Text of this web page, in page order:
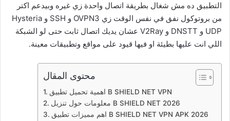
التطبيق ده مش شغال بطريقة اتصال واحدة زي غيره وبيدعم اكتر
من بروتوكول نفق في نفس الوقت زي OVPN3 و SSH و Hysteria
UDP و DNSTT و V2Ray عشان يديك اتصال ثابت حتى لو الشبكة
اللي انت عليها بطيئة او فيها قيود على مواقع وتطبيقات معينة.
محتوى المقال
اهمية تحميل تطبيق B SHIELD NET VPN
معلومات حول تنزيل B SHIELD NET 2026
اهم مميزات تطبيق B SHIELD NET VPN APK 2026